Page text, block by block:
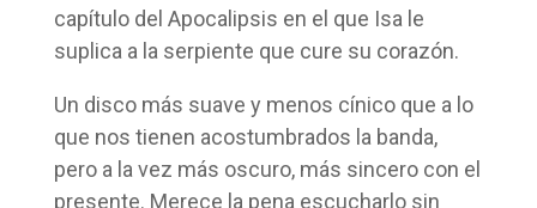
capítulo del Apocalipsis en el que Isa le
suplica a la serpiente que cure su corazón.
Un disco más suave y menos cínico que a lo
que nos tienen acostumbrados la banda,
pero a la vez más oscuro, más sincero con el
presente. Merece la pena escucharlo sin